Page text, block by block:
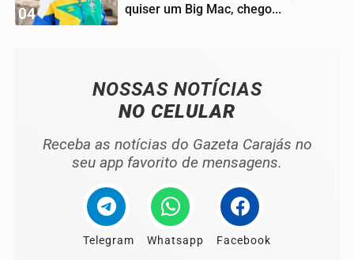
04
quiser um Big Mac, chego...
NOSSAS NOTÍCIAS
NO CELULAR
Receba as notícias do Gazeta Carajás no
seu app favorito de mensagens.
Telegram Whatsapp Facebook